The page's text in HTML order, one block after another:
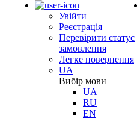
Увійти
Реєстрація
Перевірити статус
замовлення
Легке повернення
UA
Вибір мови
UA
RU
EN